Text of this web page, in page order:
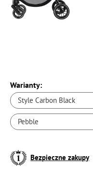
Warianty:
Style Carbon Black
Pebble
Bezpieczne zakupy